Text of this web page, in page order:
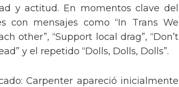
y actitud. En momentos clave del
con mensajes como “In Trans We
other”, “Support local drag”, “Don’t
y el repetido “Dolls, Dolls, Dolls”.
Carpenter apareció inicialmente